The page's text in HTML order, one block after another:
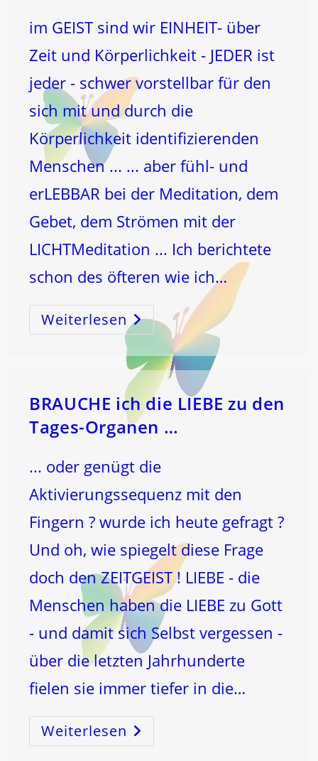
im GEIST sind wir EINHEIT- über
Zeit und Körperlichkeit - JEDER ist
jeder - schwer vorstellbar für den
sich mit und durch die
Körperlichkeit identifizierenden
Menschen ... ... aber fühl- und
erLEBBAR bei der Meditation, dem
Gebet, dem Strömen mit der
LICHTMeditation ... Ich berichtete
schon des öfteren wie ich…
Weiterlesen WIR
SIND
EINS
–
BRAUCHE ich die LIEBE zu den
Tages-Organen …
... oder genügt die
Aktivierungssequenz mit den
Fingern ? wurde ich heute gefragt ?
Und oh, wie spiegelt diese Frage
doch den ZEITGEIST ! LIEBE - die
Menschen haben die LIEBE zu Gott
- und damit sich Selbst vergessen -
über die letzten Jahrhunderte
fielen sie immer tiefer in die…
Weiterlesen BRAUCHE
Ich
Die